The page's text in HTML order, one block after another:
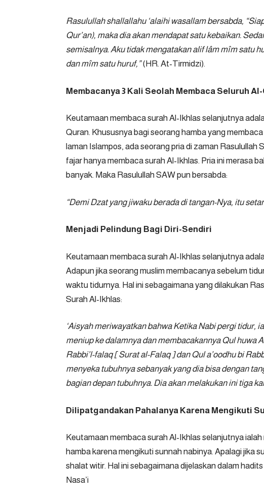
Rasulullah shallallahu ‘alaihi wasallam bersabda,
Qur’an), maka dia akan mendapat satu kebaikan.
semisalnya. Aku tidak mengatakan alif lâm mîm satu
dan mîm satu huruf,”(HR. At-Tirmidzi).
Membacanya 3 Kali Seolah Membaca Seluruh
Keutamaan membaca surah Al-Ikhlas selanjutnya
Quran. Khususnya bagi seorang hamba yang
laman Islampos, ada seorang pria di zaman
fajar hanya membaca surah Al-Ikhlas. Pria ini merasa
banyak. Maka Rasulullah SAW pun bersabda:
“Demi Dzat yang jiwaku berada di tangan-Nya, itu
Menjadi Pelindung Bagi Diri-Sendiri
Keutamaan membaca surah Al-Ikhlas selanjutnya
Adapun jika seorang muslim membacanya sebelum
waktu tidurnya. Hal ini sebagaimana yang dilakukan
Surah Al-Ikhlas:
‘Aisyah meriwayatkan bahwa Ketika Nabi pergi tidur,
meniup ke dalamnya dan membacakannya Qul huwa
Rabbi’l-falaq [ Surat al-Falaq ] dan Qul a’oodhu bi
menyeka tubuhnya sebanyak yang dia bisa dengan
bagian depan tubuhnya. Dia akan melakukan ini tiga
Dilipatgandakan Pahalanya Karena Mengikuti
Keutamaan membaca surah Al-Ikhlas selanjutnya
hamba karena mengikuti sunnah nabinya. Apalagi jika
shalat witir. Hal ini sebagaimana dijelaskan dalam
Nasa’i